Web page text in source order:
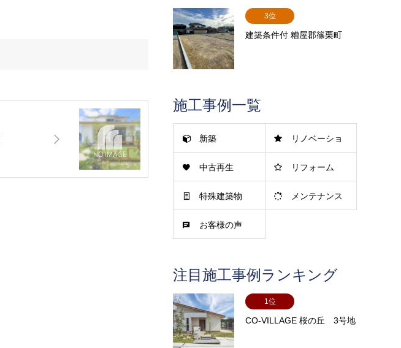
3位
建築条件付 糟屋郡篠栗町
施工事例一覧
新築 リノベーショ
ン
中古再生 リフォーム
特殊建築物 メンテナンス
お客様の声
注目施工事例ランキング
1位
CO-VILLAGE 桜の丘 3号地